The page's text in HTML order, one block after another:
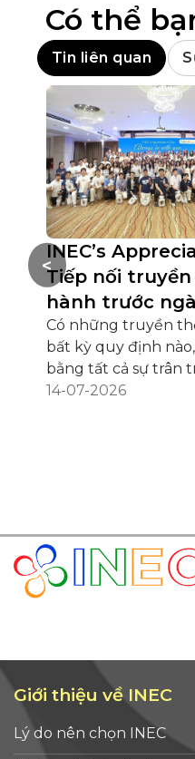
Có thể
Tin liên quan
INEC’s
Tiếp nối
hành trước
Có những truyền
bất kỳ quy định
bằng tất cả sự trân
khi hàng trăm học
Chí Minh (ngày 19/
(1/8/2026) vừa qua –
14-07-2026
<
Giới thiệu về INEC
Lý do nên chọn INEC